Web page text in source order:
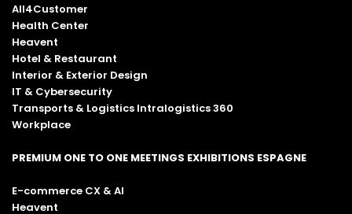
All4Customer
Health Center
Heavent
Hotel & Restaurant
Interior & Exterior Design
IT & Cybersecurity
Transports & Logistics Intralogistics 360
Workplace
PREMIUM ONE TO ONE MEETINGS EXHIBITIONS ESPAGNE
E-commerce CX & AI
Heavent